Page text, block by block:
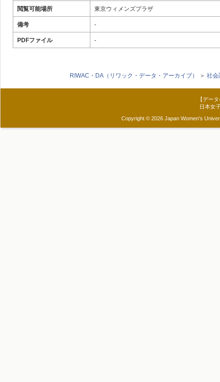
閲覧可能場所 東京ウィメンズプラザ
備考 -
PDFファイル -
RIWAC・DA（リワック・データ・アーカイブ） ＞ 社会
【デー
日本女
Copyright © 2026 Japan Women's